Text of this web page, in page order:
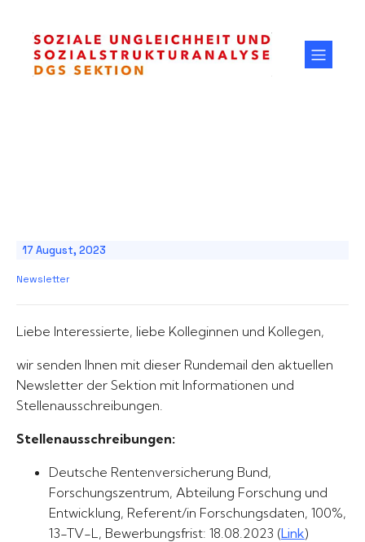
17 August, 2023
Newsletter
Liebe Interessierte, liebe Kolleginnen und Kollegen,
wir senden Ihnen mit dieser Rundemail den aktuellen
Newsletter der Sektion mit Informationen und
Stellenausschreibungen.
Stellenausschreibungen:
Deutsche Rentenversicherung Bund,
Forschungszentrum, Abteilung Forschung und
Entwicklung, Referent/in Forschungsdaten, 100%,
13-TV-L, Bewerbungsfrist: 18.08.2023 (Link)